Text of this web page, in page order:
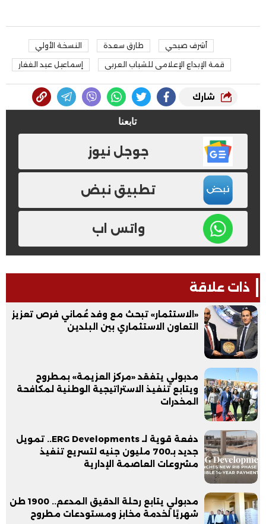
أشرف صبحي طارق سعدة النسخة الأولي
قمة الإبداع الإعلامى للشباب العربى إسماعيل عبد الغفار
شارك
تابعنا
جوجل نيوز
تطبيق نبض
واتس اب
ذات علاقة
«الاستثمار» تبحث مع وفد عُماني فرص تعزيز
التعاون الاستثماري بين البلدين
مدبولي يتفقد «مركز العزيمة» بمطروح
ويتابع تنفيذ الاستراتيجية الوطنية لمكافحة
المخدرات
دفعة قوية لـ ERG Developments.. تمويل
جديد بـ700 مليون جنيه لتسريع تنفيذ
مشروعات العاصمة الإدارية
مدبولي يتابع رحلة الدقيق المدعم.. 1900 طن
شهريًا لخدمة مخابز ومستودعات مطروح